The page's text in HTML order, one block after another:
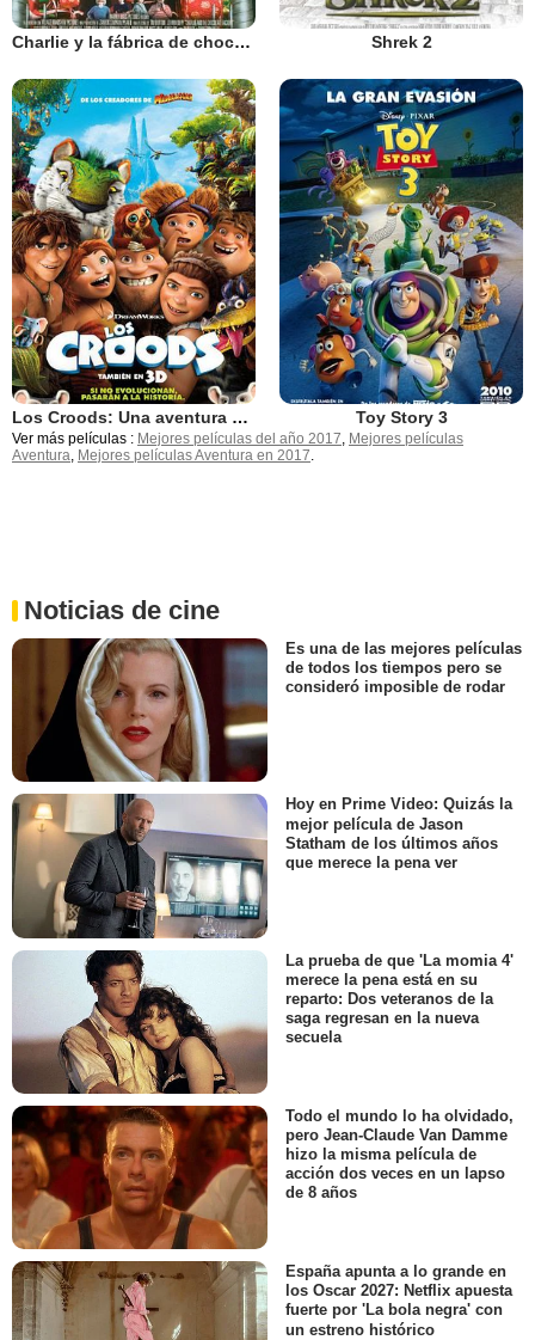
Charlie y la fábrica de chocolate Shrek 2
Los Croods: Una aventura prehistórica Toy Story 3
Ver más películas : Mejores películas del año 2017, Mejores películas
Aventura, Mejores películas Aventura en 2017.
Noticias de cine
Es una de las mejores películas
de todos los tiempos pero se
consideró imposible de rodar
Hoy en Prime Video: Quizás la
mejor película de Jason
Statham de los últimos años
que merece la pena ver
La prueba de que 'La momia 4'
merece la pena está en su
reparto: Dos veteranos de la
saga regresan en la nueva
secuela
Todo el mundo lo ha olvidado,
pero Jean-Claude Van Damme
hizo la misma película de
acción dos veces en un lapso
de 8 años
España apunta a lo grande en
los Oscar 2027: Netflix apuesta
fuerte por 'La bola negra' con
un estreno histórico